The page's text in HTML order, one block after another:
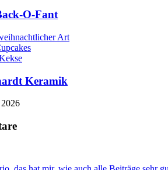
O-Fant
Art
Keramik